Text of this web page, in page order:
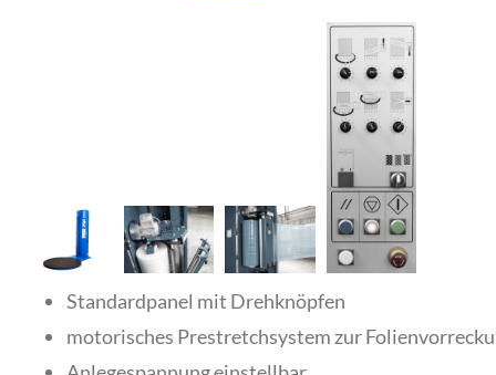
Standardpanel mit Drehknöpfen
motorisches Prestretchsystem zur